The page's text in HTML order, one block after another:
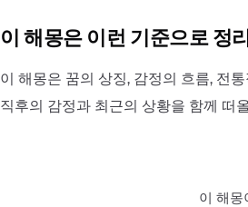
이 해몽은 이런 기준으로 정
이 해몽은 꿈의 상징, 감정의 흐름, 전
직후의 감정과 최근의 상황을 함께 떠
이 해몽